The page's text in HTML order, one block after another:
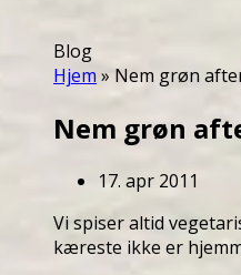
Blog
Hjem » Nem grøn
Nem grøn
17. apr 2011
Vi spiser altid
kæreste ikke er